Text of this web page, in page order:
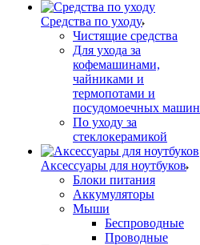
Средства по уходу
Чистящие средства
Для ухода за
кофемашинами,
чайниками и
термопотами и
посудомоечных машин
По уходу за
стеклокерамикой
Аксессуары для ноутбуков
Блоки питания
Аккумуляторы
Мыши
Беспроводные
Проводные